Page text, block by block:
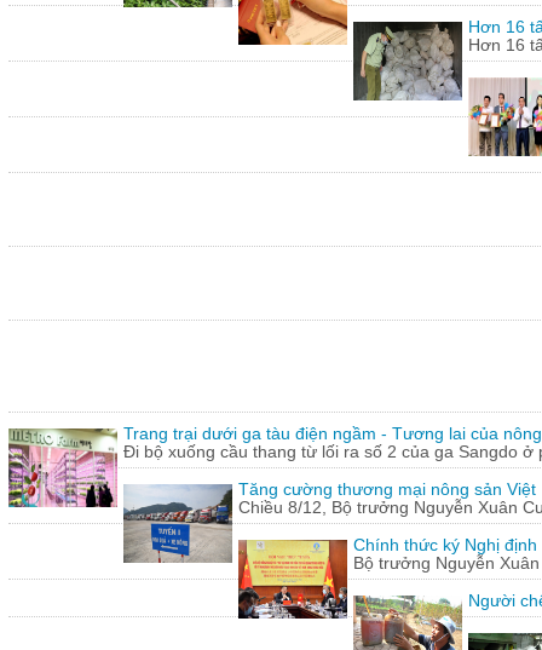
Hơn 16
Hơn 16
Trang trại dưới ga tàu điện ngầm - Tương lai của
Đi bộ xuống cầu thang từ lối ra số 2 của ga Sangdo ở
Tăng cường thương mại nông sản Việt
Chiều 8/12, Bộ trưởng Nguyễn Xuân
Chính thức ký Nghị
Bộ trưởng Nguyễn
Người